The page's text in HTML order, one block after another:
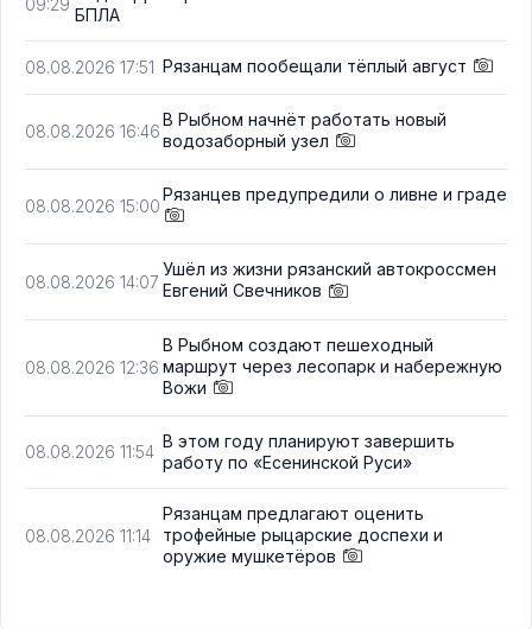
09:29 БПЛА
08.08.2026 17:51 Рязанцам пообещали тёплый август
08.08.2026 16:46
В Рыбном начнёт работать новый
водозаборный узел
08.08.2026 15:00
Рязанцев предупредили о ливне и граде
08.08.2026 14:07
Ушёл из жизни рязанский автокроссмен
Евгений Свечников
08.08.2026 12:36
В Рыбном создают пешеходный
маршрут через лесопарк и набережную
Вожи
08.08.2026 11:54
В этом году планируют завершить
работу по «Есенинской Руси»
08.08.2026 11:14
Рязанцам предлагают оценить
трофейные рыцарские доспехи и
оружие мушкетёров